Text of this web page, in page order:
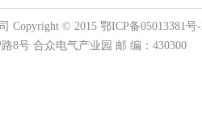
Copyright © 2015 鄂ICP备05013381号
8号 合众电气产业园 邮 编：430300